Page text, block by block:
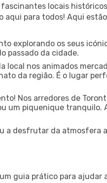
locais
para todos! Aqui
explorando os seus
passado da cidade.
local nos animados
da região. É o lugar
Nos arredores de
um piquenique tranquilo.
a desfrutar da atmosfera
guia prático para ajudar